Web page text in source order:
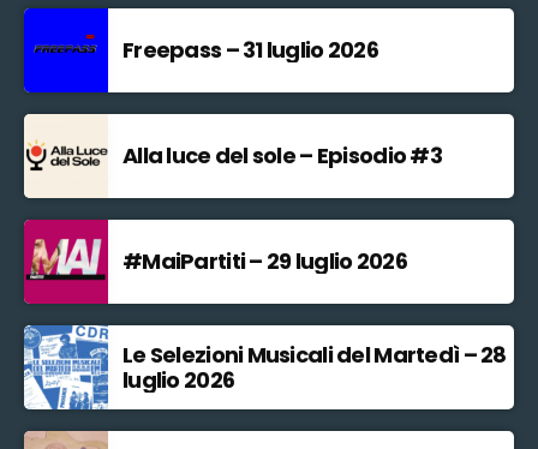
Freepass – 31 luglio 2026
Alla luce del sole – Episodio #3
#MaiPartiti – 29 luglio 2026
Le Selezioni Musicali del Martedì – 28
luglio 2026